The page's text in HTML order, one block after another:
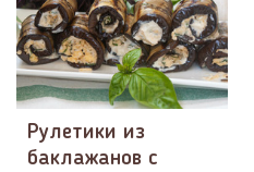
Рулетики из
баклажанов с